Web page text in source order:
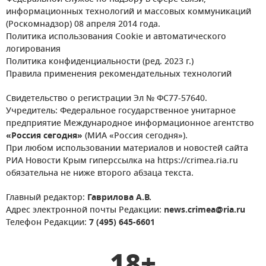
информационных технологий и массовых коммуникаций
(Роскомнадзор) 08 апреля 2014 года.
Политика использования Cookie и автоматического
логирования
Политика конфиденциальности (ред. 2023 г.)
Правила применения рекомендательных технологий
Свидетельство о регистрации Эл № ФС77-57640.
Учредитель: Федеральное государственное унитарное
предприятие Международное информационное агентство
«Россия сегодня» (МИА «Россия сегодня»).
При любом использовании материалов и новостей сайта
РИА Новости Крым гиперссылка на https://crimea.ria.ru
обязательна не ниже второго абзаца текста.
Главный редактор: Гаврилова А.В.
Адрес электронной почты Редакции: news.crimea@ria.ru
Телефон Редакции: 7 (495) 645-6601